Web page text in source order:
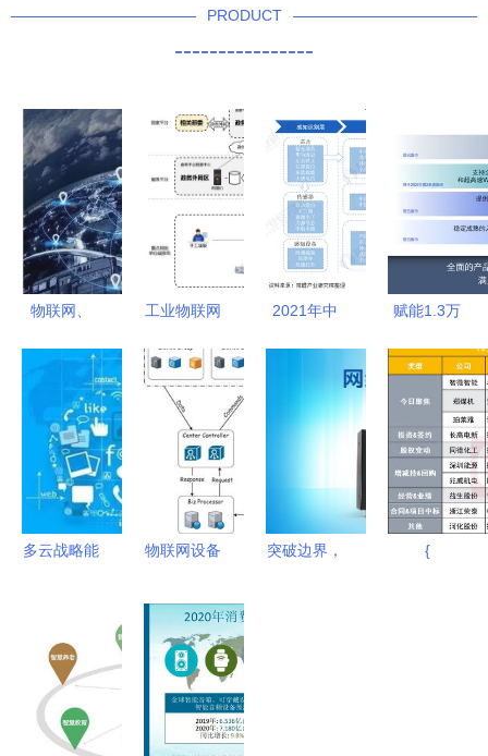
PRODUCT
----------------
物联网、
链 编织未
来智能社会
的新画卷
工业物联网
测系统 赋
能绿色制
造，重塑能
效管理新范
式
2021年中
状与区域格
术创新生态
赋能1.3万
户，高通7
款新品开启
细分市场新
格局
多云战略能
盟主之位？
物联网设备
构设计与服
务实践
突破边界，
{